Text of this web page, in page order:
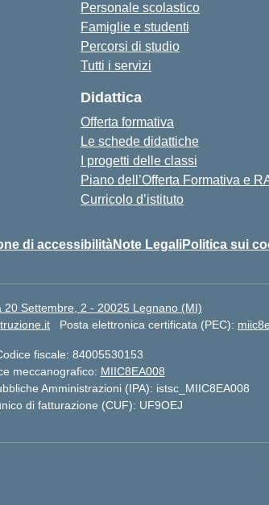
Personale scolastico
Famiglie e studenti
Percorsi di studio
Tutti i servizi
Didattica
Offerta formativa
Le schede didattiche
I progetti delle classi
Piano dell’Offerta Formativa e
Curricolo d’istituto
di accessibilitàNote LegaliPolitica sui
20 Settembre, 2 - 20025 Legnano (MI)
Posta elettronica certificata (PEC):
fiscale: 84005530153
meccanografico: MIIC8EA008
Amministrazioni (IPA): istsc_MIIC8EA008
di fatturazione (CUF): UF9OEJ